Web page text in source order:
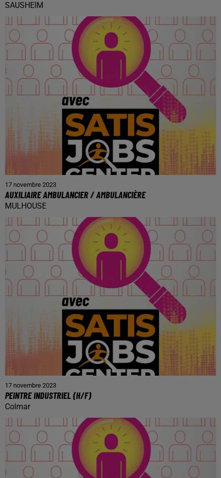
SAUSHEIM
17 novembre 2023
AUXILIAIRE AMBULANCIER / AMBULANCIÈRE
MULHOUSE
17 novembre 2023
PEINTRE INDUSTRIEL (H/F)
Colmar